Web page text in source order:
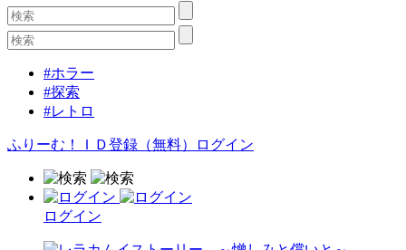
#ホラー
#探索
#レトロ
ふりーむ！ＩＤ登録（無料） ログイン
ログイン